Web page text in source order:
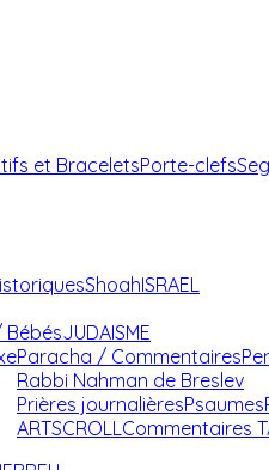
et BraceletsPorte-clefs
ShoahISRAEL
JUDAISME
Paracha / Commentaires
Rabbi Nahman de Breslev
Prières journalièresPsaumes
ARTSCROLLCommentaires